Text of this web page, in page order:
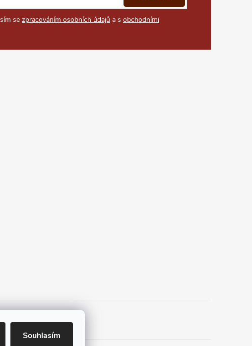
Souhlasím
se zpracováním osobních údajů a s obchodními